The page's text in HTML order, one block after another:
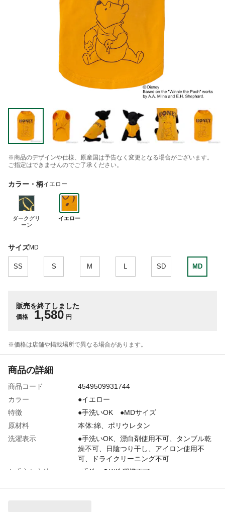
※商品のデザインや仕様、原産国は予告なく変更となる場合がございます。
ご指定はできませんのでご了承ください。
カラー・柄イエロー
ダークグリ
ーン
イエロー
サイズMD
SS S M SD MD
販売を終了しました
価格 1,580 円
※価格は​店舗や​掲載場所で​異なる​場合が​あります。
商品の詳細
商品コード
4549509931744
カラー
●イエロー
特徴
●手洗いOK ●MDサイズ
原材料
本体:綿、ポリウレタン
洗濯表示
●手洗いOK、漂白剤使用不可、タンブル乾
燥不可、日陰つり干し、アイロン使用不
可、ドライクリーニング不可
お手入れ方法
●手洗いOK/洗濯機不可